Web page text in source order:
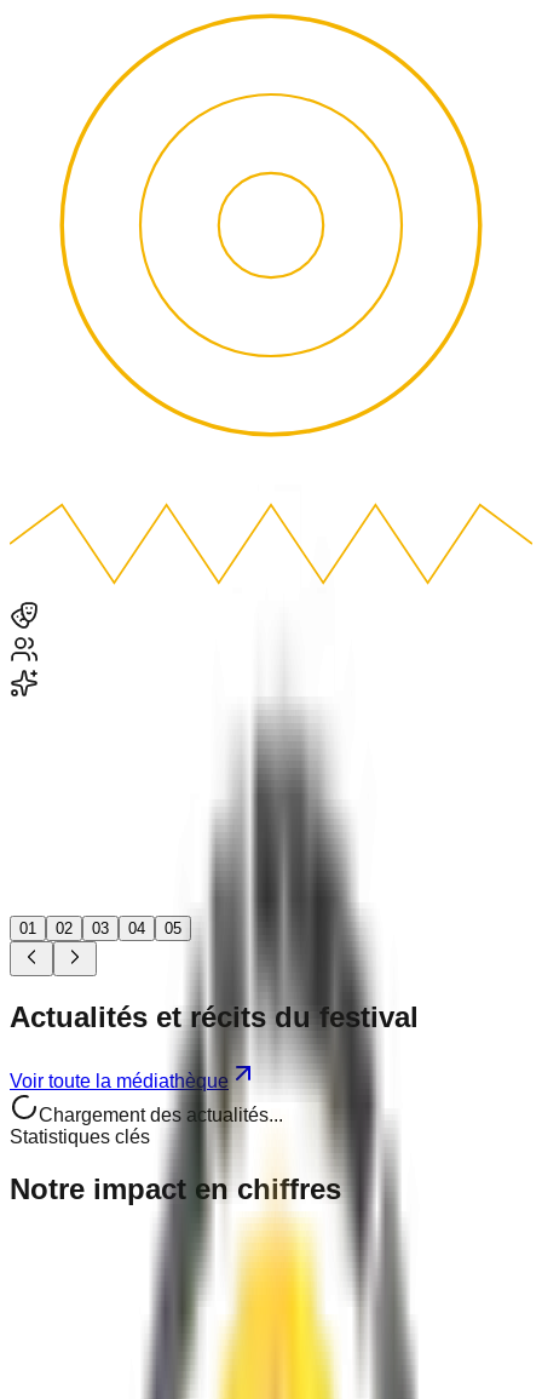
01 02 03 04 05
Actualités et récits du festival
Voir toute la médiathèque
Chargement des actualités...
Statistiques clés
Notre impact en chiffres